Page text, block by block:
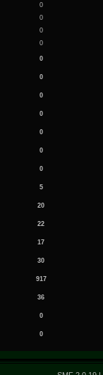
0
0
0
0
0
0
0
0
0
0
0
5
20
22
17
30
917
36
0
0